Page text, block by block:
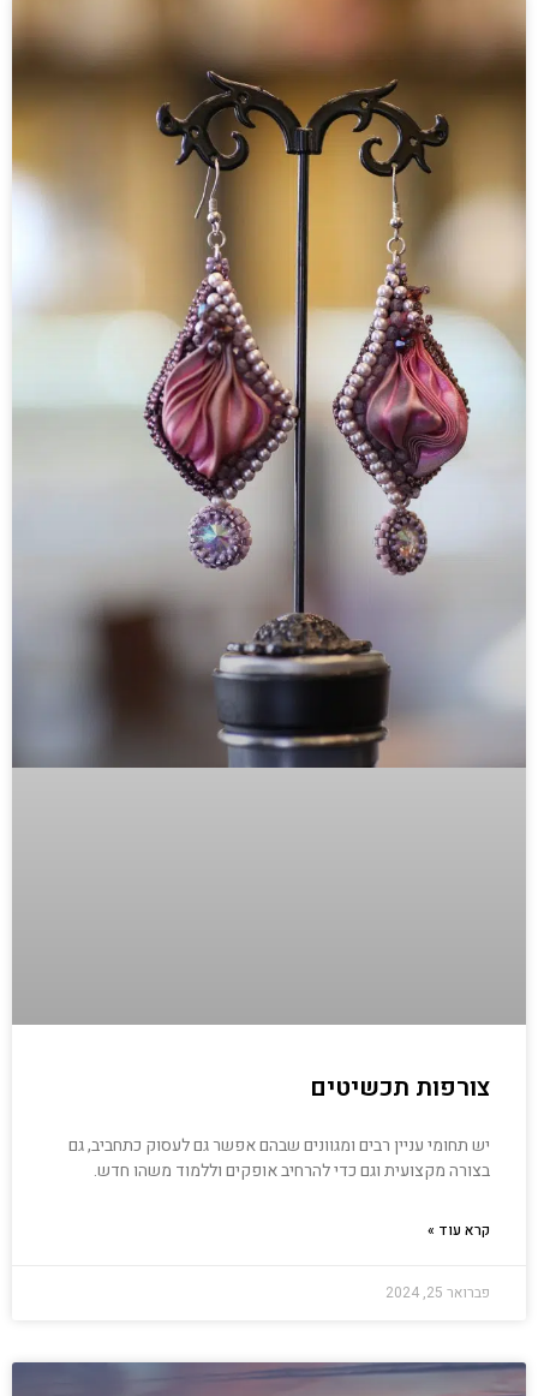
צורפות תכשיטים
יש תחומי עניין רבים ומגוונים שבהם אפשר גם לעסוק כתחביב, גם
בצורה מקצועית וגם כדי להרחיב אופקים וללמוד משהו חדש.
קרא עוד »
פברואר 25, 2024